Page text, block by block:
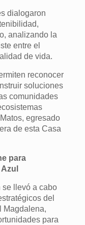
dialogaron
analizando la
entre el
de vida.
reconocer
soluciones
comunidades
egresado
de esta Casa
para
se llevó a cabo
del
Magdalena,
para